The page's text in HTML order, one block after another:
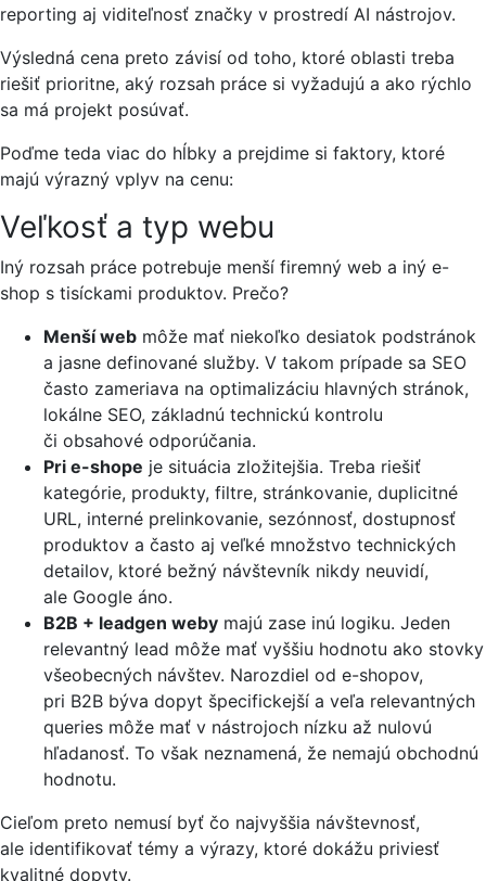
reporting aj viditeľnosť značky v prostredí AI nástrojov.
Výsledná cena preto závisí od toho, ktoré oblasti treba
riešiť prioritne, aký rozsah práce si vyžadujú a ako rýchlo
sa má projekt posúvať.
Poďme teda viac do hĺbky a prejdime si faktory, ktoré
majú výrazný vplyv na cenu:
Veľkosť a typ webu
Iný rozsah práce potrebuje menší firemný web a iný e-
shop s tisíckami produktov. Prečo?
Menší web môže mať niekoľko desiatok podstránok
a jasne definované služby. V takom prípade sa SEO
často zameriava na optimalizáciu hlavných stránok,
lokálne SEO, základnú technickú kontrolu
či obsahové odporúčania.
Pri e-shope je situácia zložitejšia. Treba riešiť
kategórie, produkty, filtre, stránkovanie, duplicitné
URL, interné prelinkovanie, sezónnosť, dostupnosť
produktov a často aj veľké množstvo technických
detailov, ktoré bežný návštevník nikdy neuvidí,
ale Google áno.
B2B + leadgen weby majú zase inú logiku. Jeden
relevantný lead môže mať vyššiu hodnotu ako stovky
všeobecných návštev. Narozdiel od e-shopov,
pri B2B býva dopyt špecifickejší a veľa relevantných
queries môže mať v nástrojoch nízku až nulovú
hľadanosť. To však neznamená, že nemajú obchodnú
hodnotu.
Cieľom preto nemusí byť čo najvyššia návštevnosť,
ale identifikovať témy a výrazy, ktoré dokážu priviesť
kvalitné dopyty.